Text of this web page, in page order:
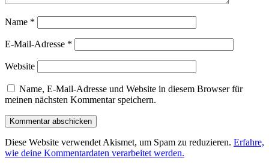
Name *
E-Mail-Adresse *
Website
Name, E-Mail-Adresse und Website in diesem Browser für
meinen nächsten Kommentar speichern.
Diese Website verwendet Akismet, um Spam zu reduzieren. Erfahre,
wie deine Kommentardaten verarbeitet werden.